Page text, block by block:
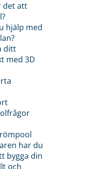
det att
hjälp med
ditt
med 3D
har du
bygga din
och